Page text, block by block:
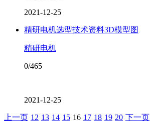
2021-12-25
精研电机选型技术资料3D模型图
精研电机
0/465
2021-12-25
上一页 12 13 14 15 16 17 18 19 20 下一页